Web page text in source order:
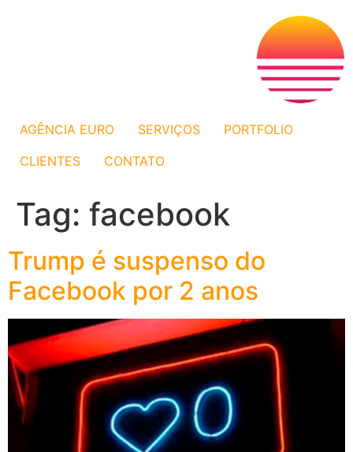
AGÊNCIA EURO SERVIÇOS
PORTFOLIO
CLIENTES
CONTATO
Tag: facebook
Trump é suspenso do
Facebook por 2 anos